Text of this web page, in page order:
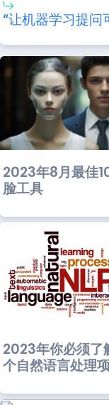
“让机器学习提问
2023年8月最佳
脸工具
2023年你必须了
个自然语言处理